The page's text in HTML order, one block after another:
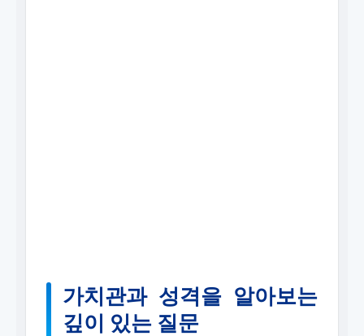
가치관과 성격을 알아보는
깊이 있는 질문